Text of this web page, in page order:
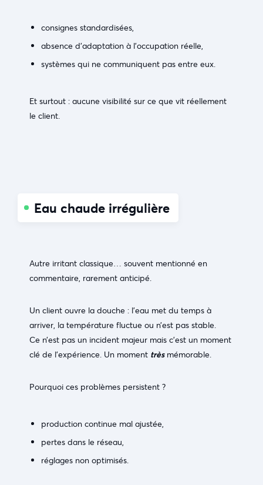
consignes standardisées,
absence d’adaptation à l’occupation réelle,
systèmes qui ne communiquent pas entre eux.
Et surtout : aucune visibilité sur ce que vit réellement
le client.
Eau chaude irrégulière
Autre irritant classique… souvent mentionné en
commentaire, rarement anticipé.
Un client ouvre la douche : l’eau met du temps à
arriver, la température fluctue ou n’est pas stable.
Ce n’est pas un incident majeur mais c’est un moment
clé de l’expérience. Un moment trèsmémorable.
Pourquoi ces problèmes persistent ?
production continue mal ajustée,
pertes dans le réseau,
réglages non optimisés.